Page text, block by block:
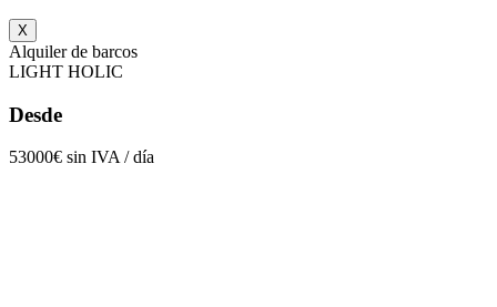
X
Alquiler de barcos
LIGHT HOLIC
Desde
53000€ sin IVA / día